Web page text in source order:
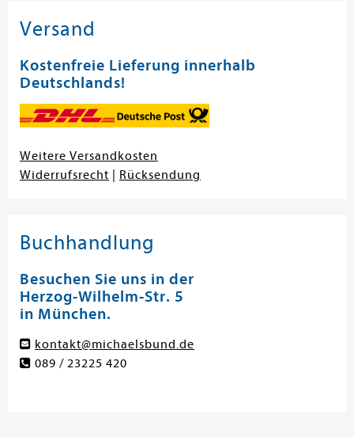
Versand
Kostenfreie Lieferung innerhalb
Deutschlands!
Weitere Versandkosten
Widerrufsrecht
Rücksendung
Buchhandlung
Besuchen Sie uns in der
Herzog-Wilhelm-Str. 5
in München.
kontakt@michaelsbund.de
089 / 23225 420